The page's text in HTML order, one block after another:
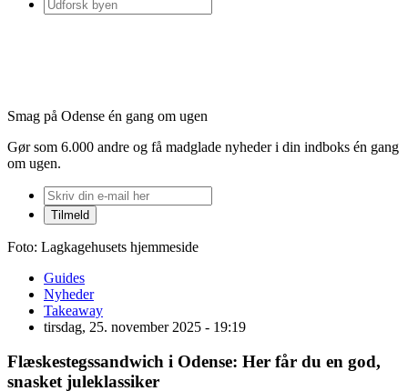
Smag på Odense én gang om ugen
Gør som 6.000 andre og få madglade nyheder i din indboks én gang
om ugen.
Foto: Lagkagehusets hjemmeside
Guides
Nyheder
Takeaway
tirsdag, 25. november 2025 - 19:19
Flæskestegssandwich i Odense: Her får du en god,
snasket juleklassiker